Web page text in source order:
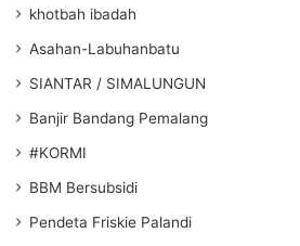
khotbah ibadah
Asahan-Labuhanbatu
SIANTAR / SIMALUNGUN
Banjir Bandang Pemalang
#KORMI
BBM Bersubsidi
Pendeta Friskie Palandi